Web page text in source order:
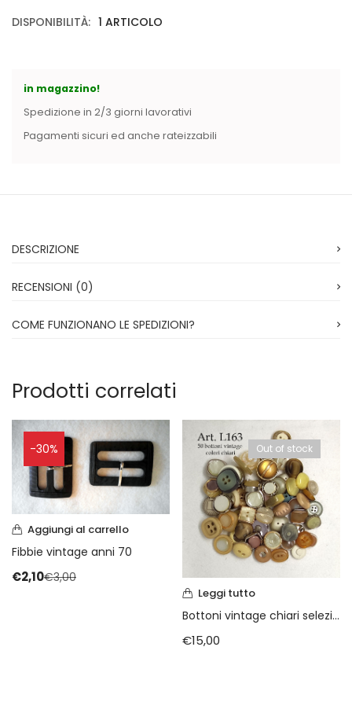
DISPONIBILITÀ: 1 ARTICOLO
in magazzino!
Spedizione in 2/3 giorni lavorativi
Pagamenti sicuri ed anche rateizzabili
DESCRIZIONE
RECENSIONI (0)
COME FUNZIONANO LE SPEDIZIONI?
Prodotti correlati
-30%
Aggiungi al carrello
Fibbie vintage anni 70
€2,10€3,00
Out of stock
Leggi tutto
Bottoni vintage chiari selezionati
€15,00